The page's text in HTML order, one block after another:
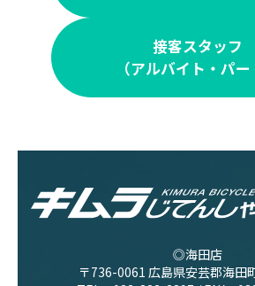
接客スタッフ
（アルバイト・パー
◎海田店
〒736-0061 広島県安芸郡海田